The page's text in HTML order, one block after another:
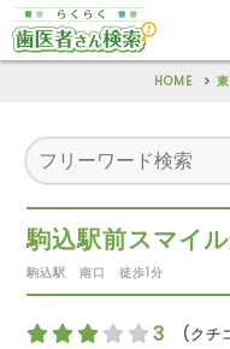
HOME
駒込駅前スマイ
駒込駅 南口 徒歩1分
3
(クチ